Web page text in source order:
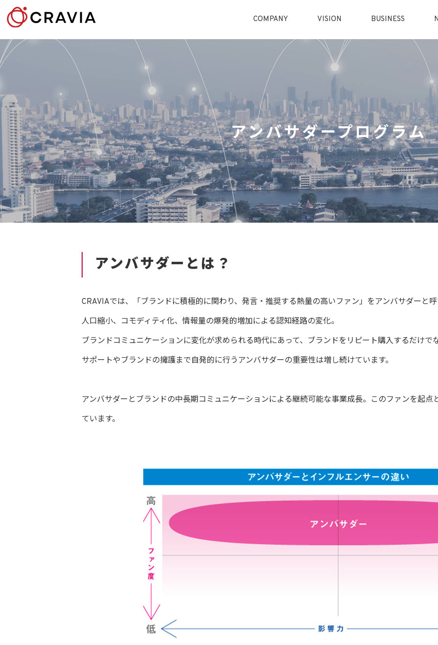
COMPANY VISION BUSINESS
アンバサダープログラム
アンバサダーとは？
CRAVIAでは、「ブランドに積極的に関わり、発言・推奨する熱量の高いファン」をアンバサダーと
人口縮小、コモディティ化、情報量の爆発的増加による認知経路の変化。
ブランドコミュニケーションに変化が求められる時代にあって、ブランドをリピート購入するだけ
サポートやブランドの擁護まで自発的に行うアンバサダーの重要性は増し続けています。
アンバサダーとブランドの中長期コミュニケーションによる継続可能な事業成長。このファンを起点
ています。